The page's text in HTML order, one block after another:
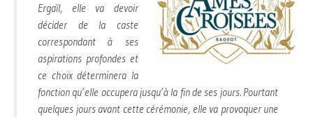
Ergaïl, elle va devoir
décider de la caste
correspondant à ses
aspirations profondes et
ce choix déterminera la
fonction qu’elle occupera jusqu’à la fin de ses jours. Pourtant
quelques jours avant cette cérémonie, elle va provoquer une